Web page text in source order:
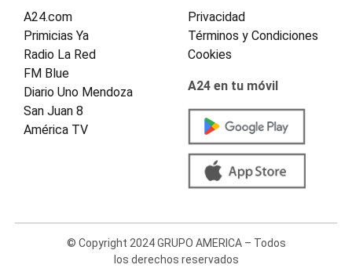
A24.com
Primicias Ya
Radio La Red
FM Blue
Diario Uno Mendoza
San Juan 8
América TV
Privacidad
Términos y Condiciones
Cookies
A24 en tu móvil
© Copyright 2024 GRUPO AMERICA – Todos
los derechos reservados